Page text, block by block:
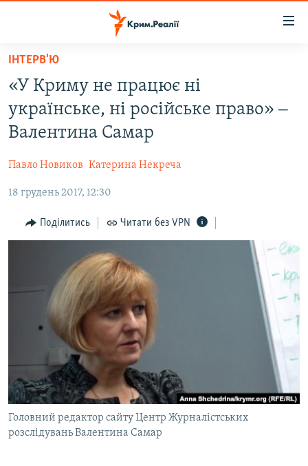
Перейти
основного
матеріалу
Перейти
до
основної
Перейти
пошуку
ВОДА.КРИМ
ВІДЕО ТА ФОТО
БЛОГИ
ПОГЛЯД
ІНТЕРВ'Ю
СПЕЦПРОЕКТИ
ДЕПОРТАЦІЯ
ВІДЕОУРОКИ «ELIFBE»
СВІДЧЕННЯ ОКУПАЦІЇ
УКРАЇНСЬКА ПРОБЛЕМА КРИМУ
ІНФОГРАФІКА
ЯК ОБІЙТИ БЛОКУВАННЯ
Русский
Qırımtatar
ДОЛУЧАЙСЯ!
ІНТЕРВ'Ю
«У Криму не працює ні
українське, ні російське право» ‒
Валентина Самар
Павло Новиков Катерина Некреча
18 грудень 2017, 12:30
Поділитись Читати без VPN
Головний редактор сайту Центр Журналістських
розслідувань Валентина Самар